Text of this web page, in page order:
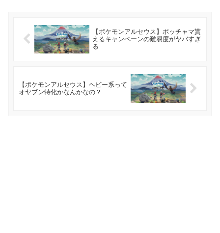
【ポケモンアルセウス】ポッチャマ貰
えるキャンペーンの難易度がヤバすぎ
る
【ポケモンアルセウス】ヘビー系って
オヤブン特化かなんかなの？